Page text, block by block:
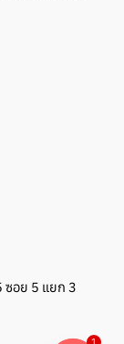
ซอย 5 แยก 3